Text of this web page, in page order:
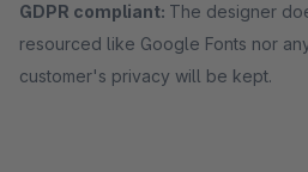
GDPR compliant: The designer
resourced like Google Fonts nor
customer's privacy will be kept.